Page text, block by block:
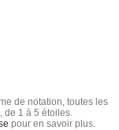
de notation, toutes les
de 1 à 5 étoiles.
pour en savoir plus.